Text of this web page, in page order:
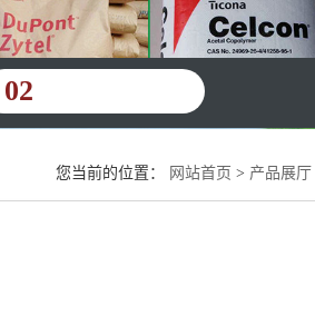
02
您当前的位置： 网站首页 > 产品展厅